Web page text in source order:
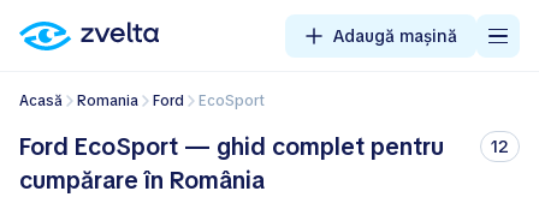
Adaugă mașină
Acasă Romania Ford EcoSport
Ford EcoSport — ghid complet pentru
cumpărare în România
12